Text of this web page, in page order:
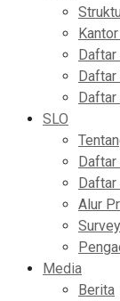
Daftar
Daftar
Daftar
SLO
Daftar
Daftar
Alur
Media
Berita